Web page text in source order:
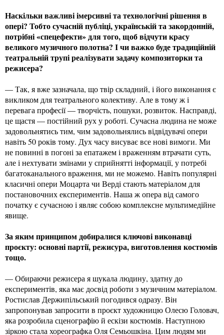
Наскільки важливі імерсивні та технологічні рішення в
опері? Тобто сучасній публіці, українській та закордонній,
потрібні «спецефекти» для того, щоб відчути красу
великого музичного полотна? І чи важко буде традиційній
театральній трупі реалізувати задачу композиторки та
режисера?
— Так, я вже зазначала, що твір складний, і його виконання є
викликом для театрального колективу. Але в тому ж і
перевага професії — творчість, пошуки, розвиток. Насправді,
це щастя — постійний рух у роботі. Сучасна людина не може
задовольнятись тим, чим задовольнялись відвідувачі опери
навіть 50 років тому. Дух часу висуває все нові вимоги. Ми
не повинні в погоні за епатажем і враженням втрачати суть,
але і нехтувати змінами у сприйнятті інформації, у потребі
багатоканального враження, ми не можемо. Навіть популярні
класичні опери Моцарта чи Верді стають матеріалом для
постановочних експериментів. Наша ж опера від самого
початку є сучасною і являє собою комплексне мультимедійне
явище.
За яким принципом добиралися ключові виконавці
проєкту: основні партії, режисура, виготовлення костюмів
тощо.
— Обираючи режисера я шукала людину, здатну до
експериментів, яка має досвід роботи з музичним матеріалом.
Ростислав Держипільський погодився одразу. Він
запропонував запросити в проєкт художницю Олесю Головач,
яка розробила сценографію й ескізи костюмів. Наступною
зіркою стала хореографка Оля Семьошкіна. Цим людям ми